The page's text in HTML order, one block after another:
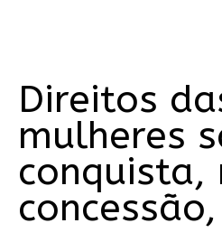
Direitos
mulheres
conquista,